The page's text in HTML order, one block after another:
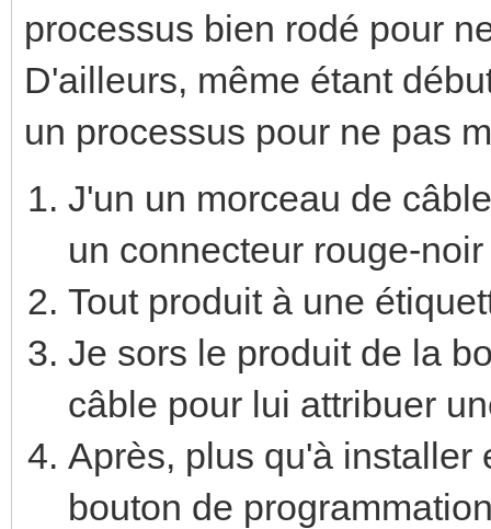
processus bien rodé pour
D'ailleurs, même étant
un processus pour ne pas
J'un un morceau de
un connecteur rouge-
Tout produit à une
Je sors le produit de la
câble pour lui attribuer
Après, plus qu'à installer
bouton de